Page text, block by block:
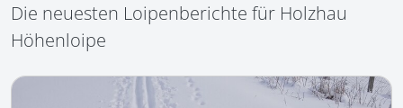
Die neuesten Loipenberichte für Holzhau
Höhenloipe